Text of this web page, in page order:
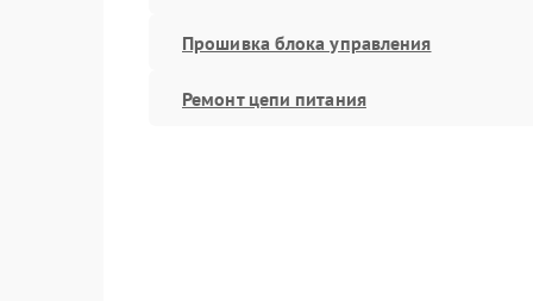
Прошивка блока управления
Ремонт цепи питания